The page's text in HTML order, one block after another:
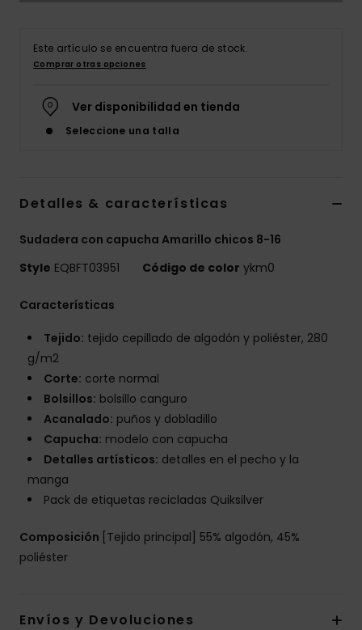
Este artículo se encuentra fuera de stock.
Comprar otras opciones
Ver disponibilidad en tienda
Seleccione una talla
Detalles & características
Sudadera con capucha Amarillo chicos 8-16
Style EQBFT03951 Código de color ykm0
Características
Tejido: tejido cepillado de algodón y poliéster, 280
g/m2
Corte: corte normal
Bolsillos: bolsillo canguro
Acanalado: puños y dobladillo
Capucha: modelo con capucha
Detalles artísticos: detalles en el pecho y la
manga
Pack de etiquetas recicladas Quiksilver
Composición [Tejido principal] 55% algodón, 45%
poliéster
Envíos y Devoluciones